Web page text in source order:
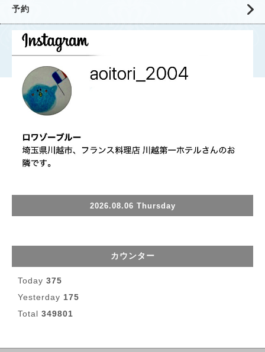
予約
2026.08.06 Thursday
カウンター
Today 375
Yesterday 175
Total 349801